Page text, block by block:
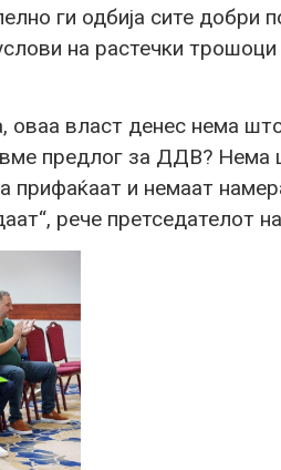
ги одбија сите
на растечки
оваа власт денес нема
предлог за ДДВ? Нема
прифаќаат и немаат
рече претседателот